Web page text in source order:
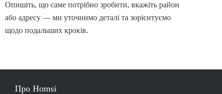
Опишіть, що саме потрібно зробити, вкажіть район
або адресу — ми уточнимо деталі та зорієнтуємо
щодо подальших кроків.
Про Homsi